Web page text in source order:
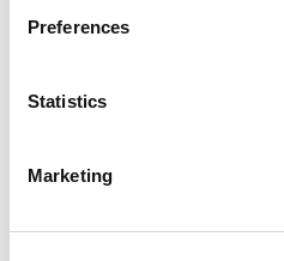
Preferences
Statistics
Marketing